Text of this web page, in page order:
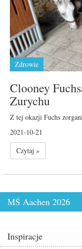
Zdrowie
Clooney
Zurychu
Z tej okazji Fuchs
2021-10-21
Czytaj »
MŚ Aachen 2026
Inspiracje